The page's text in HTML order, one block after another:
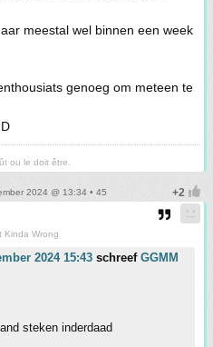
meestal wel binnen een week
genoeg om meteen te
ou le doit être.
2024 @ 13:34 • 45
Kinda Wrong
2024 15:43 schreef GGMM
steken inderdaad